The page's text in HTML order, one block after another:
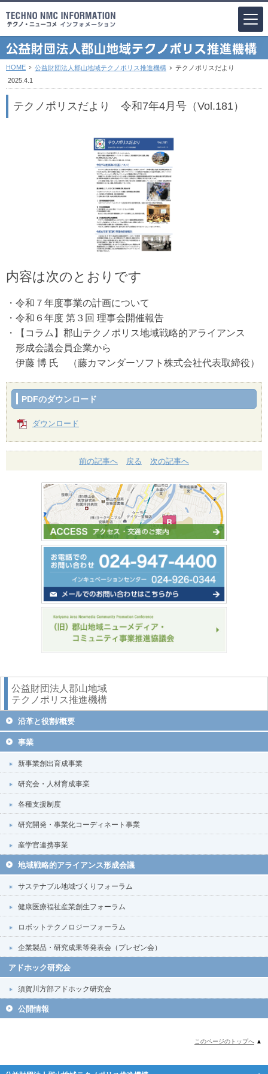
HOME 公益財団法人郡山地域テクノポリス推進機構
テクノポリスだより
2025.4.1
テクノポリスだより 令和7年4月号（Vol.181）
内容は次のとおりです
・令和７年度事業の計画について
・令和６年度 第３回 理事会開催報告
・【コラム】郡山テクノポリス地域戦略的アライアンス
形成会議会員企業から
伊藤 博 氏 （藤カマンダーソフト株式会社代表取締役）
PDFのダウンロード
ダウンロード
前の記事へ 戻る 次の記事へ
公益財団法人郡山地域
テクノポリス推進機構
沿革と役割/概要
事業
新事業創出育成事業
研究会・人材育成事業
各種支援制度
研究開発・事業化コーディネート事業
産学官連携事業
地域戦略的アライアンス形成会議
サステナブル地域づくりフォーラム
健康医療福祉産業創生フォーラム
ロボットテクノロジーフォーラム
企業製品・研究成果等発表会（プレゼン会）
アドホック研究会
須賀川方部アドホック研究会
公開情報
このページのトップへ ▲